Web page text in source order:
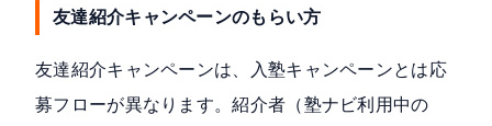
友達紹介キャンペーンのもらい方
友達紹介キャンペーンは、入塾キャンペーンとは応
募フローが異なります。紹介者（塾ナビ利用中の